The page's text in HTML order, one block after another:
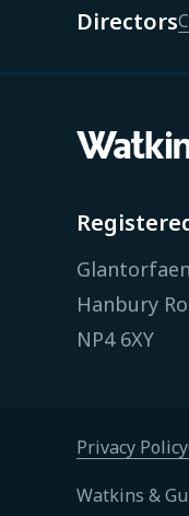
Directors
Hanbury
NP4 6XY
Privacy Policy
Watkins &